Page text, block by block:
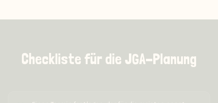
Checkliste für die JGA-Planung